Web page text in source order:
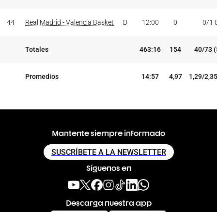
44 Real Madrid - Valencia Basket D 12:00 0 0/1
Totales 463:16 154 40/73
Promedios 14:57 4,97 1,29/
Mantente siempre informado
SUSCRÍBETE A LA NEWSLETTER
Síguenos en
Descarga nuestra app